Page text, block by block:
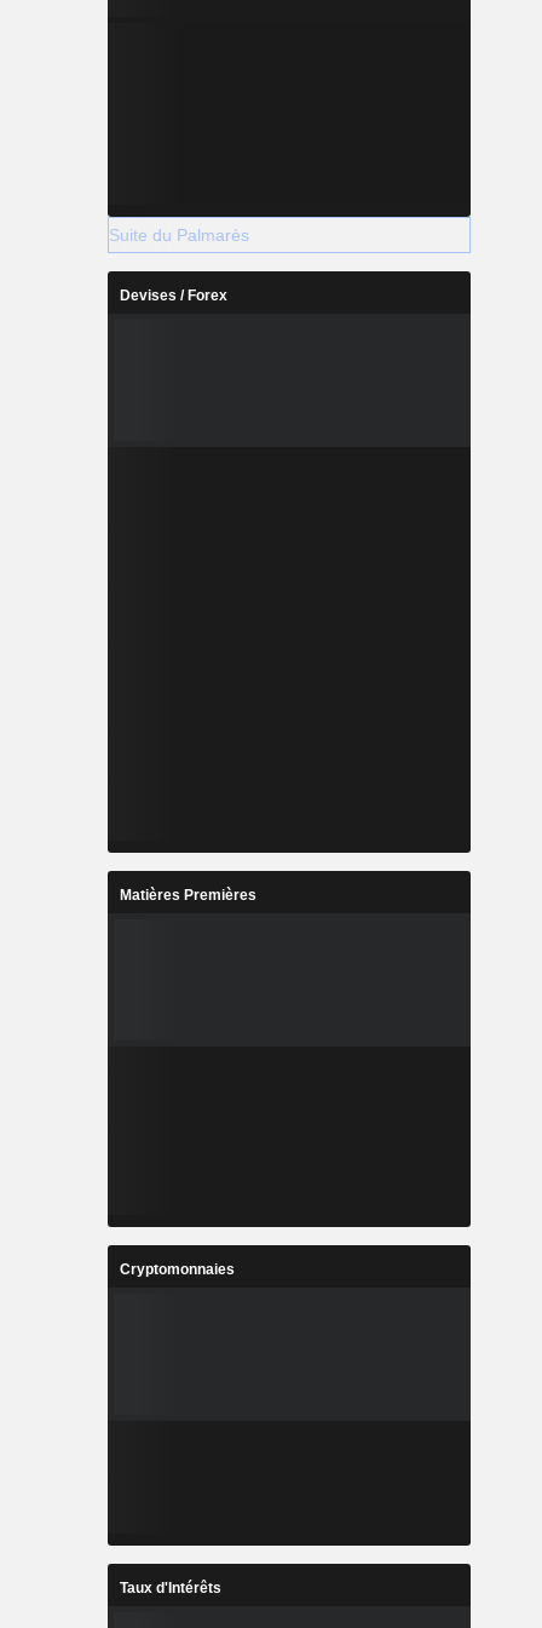
Suite du Palmarès
Devises / Forex
Matières Premières
Cryptomonnaies
Taux d'Intérêts